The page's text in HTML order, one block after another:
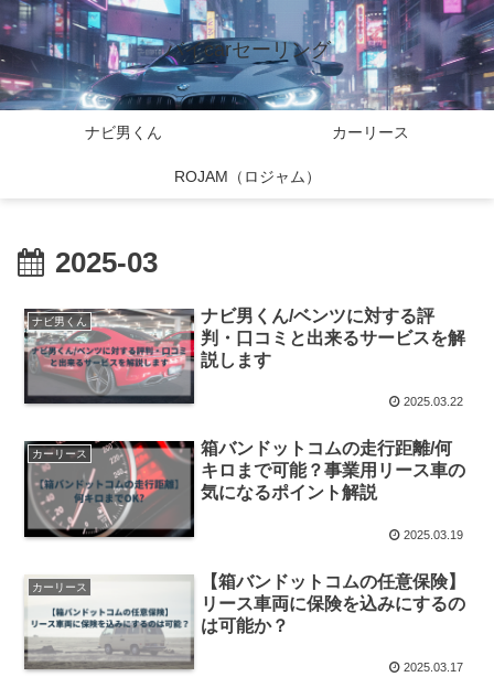
バイcarセーリング
ナビ男くん カーリース
ROJAM（ロジャム）
2025-03
ナビ男くん
ナビ男くん/ベンツに対する評
判・口コミと出来るサービスを解
説します
2025.03.22
カーリース
箱バンドットコムの走行距離/何
キロまで可能？事業用リース車の
気になるポイント解説
2025.03.19
カーリース
【箱バンドットコムの任意保険】
リース車両に保険を込みにするの
は可能か？
2025.03.17